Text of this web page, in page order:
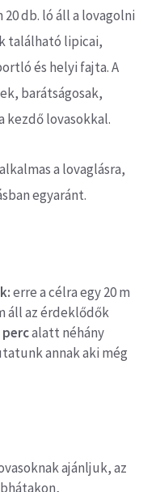
db. ló áll a lovagolni
található lipicai,
és helyi fajta. A
barátságosak,
kezdő lovasokkal.
a lovaglásra,
egyaránt.
erre a célra egy 20 m
áll az érdeklődők
percalatt néhány
annak aki még
ajánljuk, az